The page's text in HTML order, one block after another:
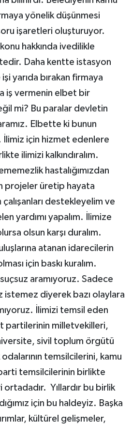
yönelik düşünmesi
işaretleri oluşturuyor.
hakkında ivedilikle
Daha kentte istasyon
yarıda bırakan firmaya
iş vermenin elbet bir
mi? Bu paralar devletin
Elbette ki bunun
İlimiz için hizmet edenlere
ilimizi kalkındıralım.
hastalığımızdan
projeler üretip hayata
destekleyelim ve
yardımı yapalım. İlimize
olsun karşı duralım.
atanan idarecilerin
için baskı kuralım.
aramıyoruz. Sadece
istemez diyerek bazı olaylara
İlimizi temsil eden
partilerinin milletvekilleri,
sivil toplum örgütü
temsilcilerini, kamu
temsilcilerinin birlikte
Yıllardır bu birlik
için bu haldeyiz. Başka
kültürel gelişmeler,